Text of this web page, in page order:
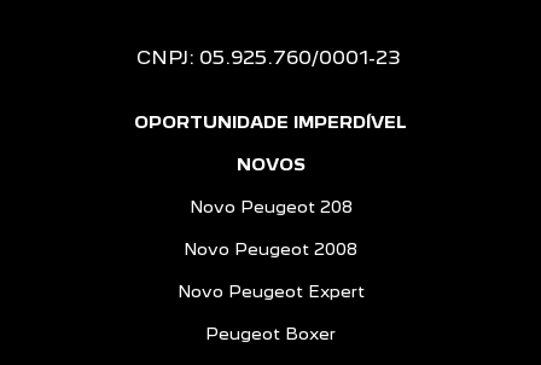
CNPJ: 05.925.760/0001-23
OPORTUNIDADE IMPERDÍVEL
NOVOS
Novo Peugeot 208
Novo Peugeot 2008
Novo Peugeot Expert
Peugeot Boxer